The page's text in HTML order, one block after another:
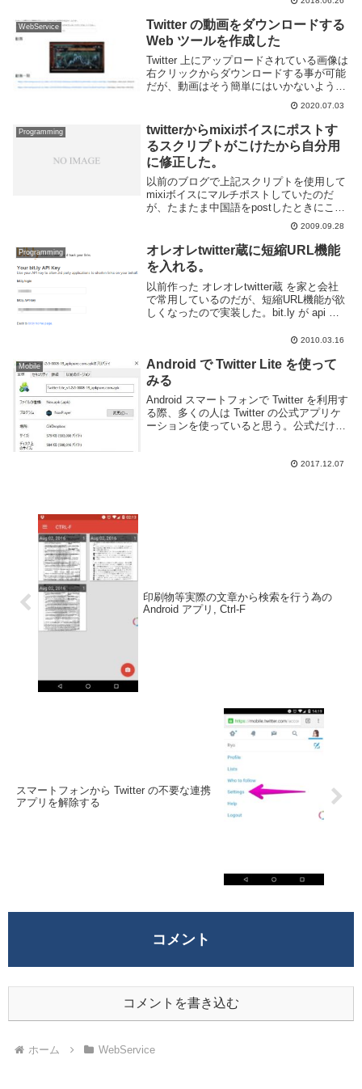
WebService
Twitter の動画をダウンロードする
Web ツールを作成した
Twitter 上にアップロードされている画像は
右クリックからダウンロードする事が可能
だが、動画はそう簡単にはいかないよう
だ。動画をダウンロードしたい場合は、基
本的にはダウンロード用のツールを用いる
事になる。というわけで Web ブラウザ
か...
2020.07.03
Programming
twitterからmixiボイスにポストす
るスクリプトがこけたから自分用
に修正した。
以前のブログで上記スクリプトを使用して
mixiボイスにマルチポストしていたのだ
が、たまたま中国語をpostしたときにこけ
たので場当たり的に修正した。エラーメッ
セージは以下の通り何故こけたかというと
EUC-JPに入っていない文字を入力したか
ら...
2009.09.28
Programming
オレオレtwitter蔵に短縮URL機能
を入れる。
以前作った オレオレtwitter蔵 を家と会社
で常用しているのだが、短縮URL機能が欲
しくなったので実装した。bit.ly が api を
bit.ly の api を使用するには登録が必要だ
2010.03.16
Mobile
Android で Twitter Lite を使って
みる
Android スマートフォンで Twitter を利用す
る際、多くの人は Twitter の公式アプリケ
ーションを使っていると思う。公式だけあ
2017.12.07
印刷物等実際の文章から検索を行う為の
Android アプリ, Ctrl-F
スマートフォンから Twitter の不要な連携
アプリを解除する
コメント
コメントを書き込む
ホーム WebService